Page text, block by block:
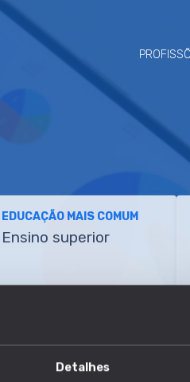
Detalhes
EDUCAÇÃO MAIS COMUM
Ensino superior